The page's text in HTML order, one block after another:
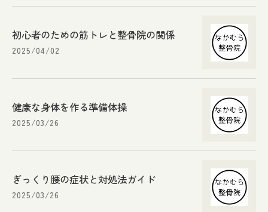
初心者のための筋トレと整骨院の関係
2025/04/02
健康な身体を作る準備体操
2025/03/26
ぎっくり腰の症状と対処法ガイド
2025/03/26